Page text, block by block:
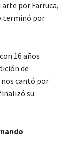
por Farruca,
terminó por
16 años
de
nos cantó por
su